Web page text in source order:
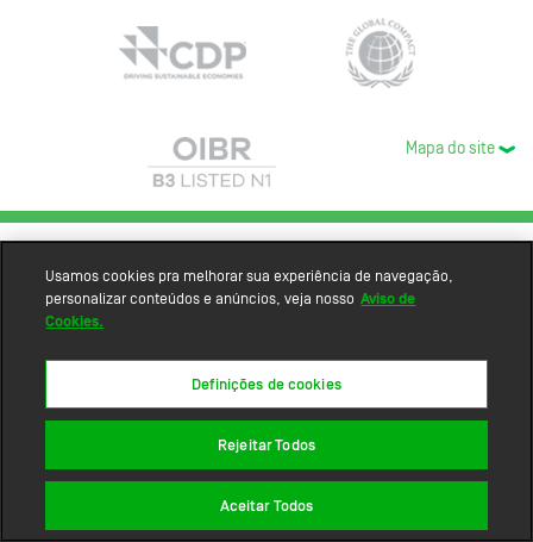
Mapa do site
Usamos cookies pra melhorar sua experiência de navegação,
personalizar conteúdos e anúncios, veja nosso Aviso de
Cookies.
Definições de cookies
Rejeitar Todos
Aceitar Todos